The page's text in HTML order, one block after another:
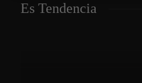
Es Tendencia